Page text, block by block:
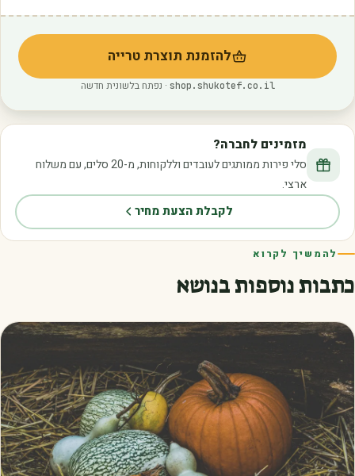
להזמנת תוצרת טרייה
(נפתח בלשונית חדשה)
shop.shukotef.co.il · נפתח בלשונית חדשה
מזמינים לחברה?
סלי פירות ממותגים לעובדים וללקוחות, מ-20 סלים, עם משלוח
ארצי.
לקבלת הצעת מחיר
להמשיך לקרוא
כתבות נוספות בנושא